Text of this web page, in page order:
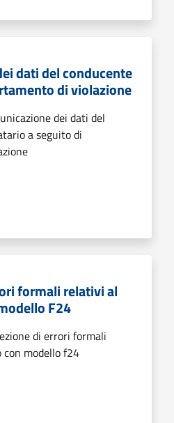
dati del conducente
di violazione
dei dati del
a seguito di
formali relativi al
F24
di errori formali
modello f24